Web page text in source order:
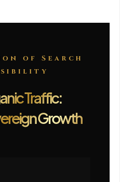
of Search
Traffic:
Growth